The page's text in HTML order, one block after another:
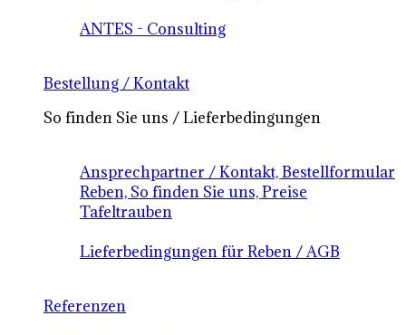
ANTES - Consulting
Bestellung / Kontakt
So finden Sie uns / Lieferbedingungen
Ansprechpartner / Kontakt, Bestellformular
Reben, So finden Sie uns, Preise
Tafeltrauben
Lieferbedingungen für Reben / AGB
Referenzen